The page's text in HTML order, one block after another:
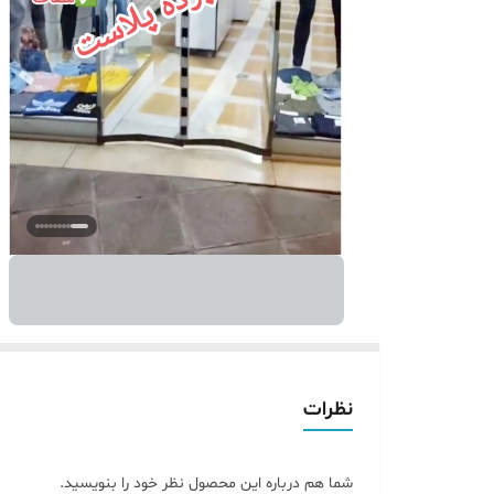
نظرات
شما هم درباره این محصول نظر خود را بنویسید.